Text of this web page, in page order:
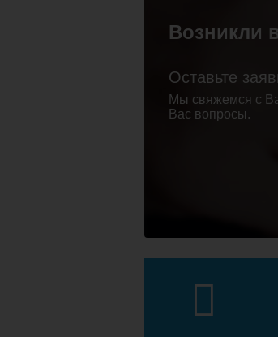
Держатель для п/с
Возникли
Оставьте
Мы свяжемся с
Вас вопросы.